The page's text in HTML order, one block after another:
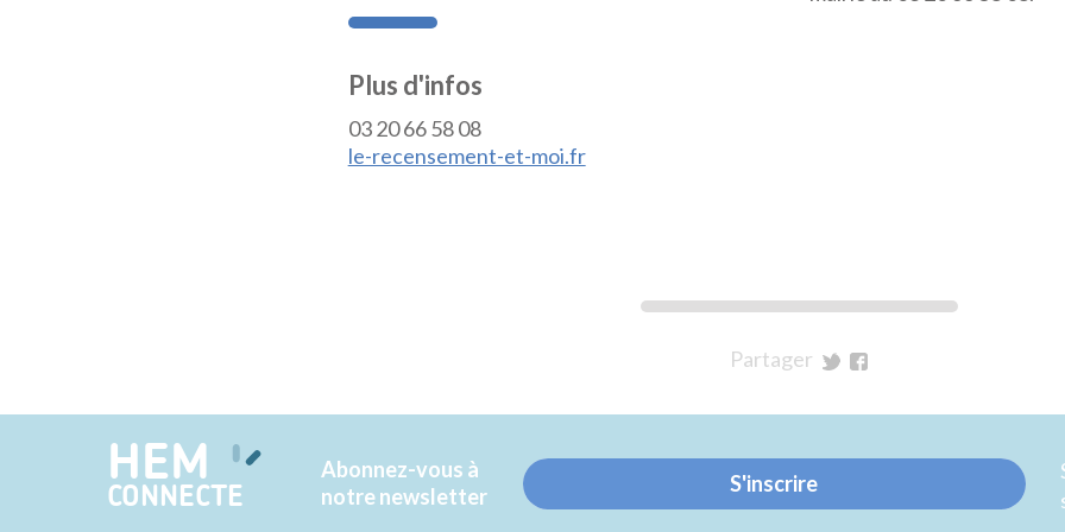
Plus d'infos
03 20 66 58 08
le-recensement-et-moi.fr
Partager
Twitter
Facebook
HEM
CONNECTE
Abonnez-vous à
notre newsletter
S'inscrire